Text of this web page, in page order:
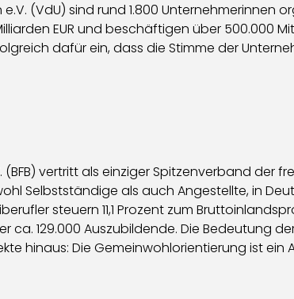
(VdU) sind rund 1.800 Unternehmerinnen
EUR und beschäftigen über 500.000
dafür ein, dass die Stimme der
(BFB) vertritt als einziger Spitzenverband der
Selbstständige als auch Angestellte, in
steuern 11,1 Prozent zum
129.000 Auszubildende. Die Bedeutung
hinaus: Die Gemeinwohlorientierung ist ein